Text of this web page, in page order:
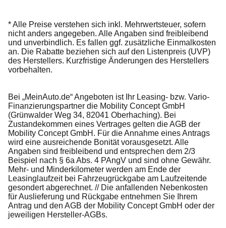
* Alle Preise verstehen sich inkl. Mehrwertsteuer, sofern
nicht anders angegeben. Alle Angaben sind freibleibend
und unverbindlich. Es fallen ggf. zusätzliche Einmalkosten
an. Die Rabatte beziehen sich auf den Listenpreis (UVP)
des Herstellers. Kurzfristige Änderungen des Herstellers
vorbehalten.
Bei „MeinAuto.de“ Angeboten ist Ihr Leasing- bzw. Vario-
Finanzierungspartner die Mobility Concept GmbH
(Grünwalder Weg 34, 82041 Oberhaching). Bei
Zustandekommen eines Vertrages gelten die AGB der
Mobility Concept GmbH. Für die Annahme eines Antrags
wird eine ausreichende Bonität vorausgesetzt. Alle
Angaben sind freibleibend und entsprechen dem 2/3
Beispiel nach § 6a Abs. 4 PAngV und sind ohne Gewähr.
Mehr- und Minderkilometer werden am Ende der
Leasinglaufzeit bei Fahrzeugrückgabe am Laufzeitende
gesondert abgerechnet. // Die anfallenden Nebenkosten
für Auslieferung und Rückgabe entnehmen Sie Ihrem
Antrag und den AGB der Mobility Concept GmbH oder der
jeweiligen Hersteller-AGBs.